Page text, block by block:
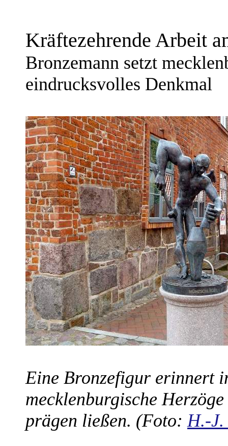
Kräftezehrende Arbeit
Bronzemann setzt
eindrucksvolles Denkmal
Eine Bronzefigur erinnert
mecklenburgische
prägen ließen. (Foto:H.-J.